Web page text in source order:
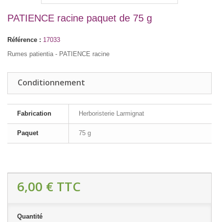
PATIENCE racine paquet de 75 g
Référence : 17033
Rumes patientia - PATIENCE racine
Conditionnement
Fabrication Herboristerie Larmignat
Paquet 75 g
6,00 € TTC
Quantité